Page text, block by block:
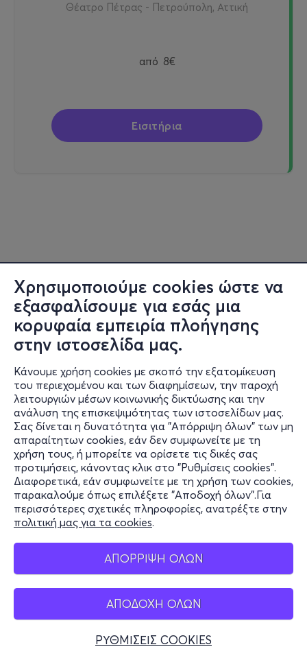
Χρησιμοποιούμε cookies ώστε να
εξασφαλίσουμε για εσάς μια
κορυφαία εμπειρία πλοήγησης
στην ιστοσελίδα μας.
Κάνουμε χρήση cookies με σκοπό την εξατομίκευση
του περιεχομένου και των διαφημίσεων, την παροχή
λειτουργιών μέσων κοινωνικής δικτύωσης και την
ανάλυση της επισκεψιμότητας των ιστοσελίδων μας.
Σας δίνεται η δυνατότητα για "Απόρριψη όλων" των μη
απαραίτητων cookies, εάν δεν συμφωνείτε με τη
χρήση τους, ή μπορείτε να ορίσετε τις δικές σας
προτιμήσεις, κάνοντας κλικ στο "Ρυθμίσεις cookies".
Διαφορετικά, εάν συμφωνείτε με τη χρήση των cookies,
παρακαλούμε όπως επιλέξετε "Αποδοχή όλων".Για
περισσότερες σχετικές πληροφορίες, ανατρέξτε στην
πολιτική μας για τα cookies.
ΑΠΟΡΡΙΨΗ ΟΛΩΝ
ΑΠΟΔΟΧΗ ΟΛΩΝ
ΡΥΘΜΙΣΕΙΣ COOKIES
Θέατρο Πέτρας - Πετρούπολη, Αττική
από 8€
Εισιτήρια
Πληροφορίες
Υποστήριξη
Stay Connected
Mobile app